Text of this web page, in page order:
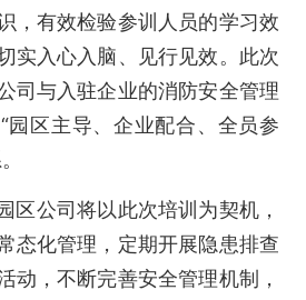
，有效检验参训人员的学习效
实入心入脑、见行见效。此次
司与入驻企业的消防安全管理
园区主导、企业配合、全员参
区公司将以此次培训为契机，
态化管理，定期开展隐患排查
动，不断完善安全管理机制，